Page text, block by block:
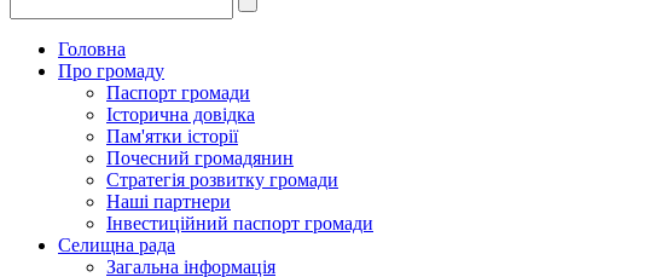
Головна
Про громаду
Паспорт громади
Історична довідка
Пам'ятки історії
Почесний громадянин
Стратегія розвитку громади
Наші партнери
Інвестиційний паспорт громади
Селищна рада
Загальна інформація